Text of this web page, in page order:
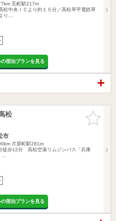
瓦町駅217m
中央ＩＣより約１５分／高松琴平電鉄琴
り…
宿泊プランを見る
お気に入
りに追加
松
市
片原町駅281m
徒歩12分 高松空港リムジンバス「兵庫
…
宿泊プランを見る